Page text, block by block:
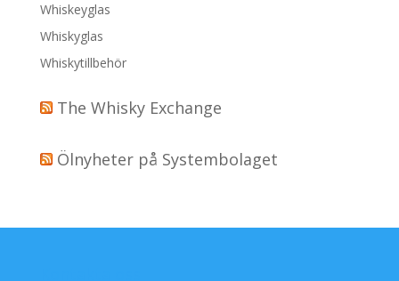
Whiskeyglas
Whiskyglas
Whiskytillbehör
The Whisky Exchange
Ölnyheter på Systembolaget